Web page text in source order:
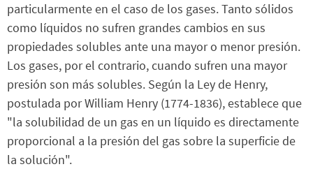
particularmente en el caso de los gases. Tanto sólidos
como líquidos no sufren grandes cambios en sus
propiedades solubles ante una mayor o menor presión.
Los gases, por el contrario, cuando sufren una mayor
presión son más solubles. Según la Ley de Henry,
postulada por William Henry (1774-1836), establece que
"la solubilidad de un gas en un líquido es directamente
proporcional a la presión del gas sobre la superficie de
la solución".